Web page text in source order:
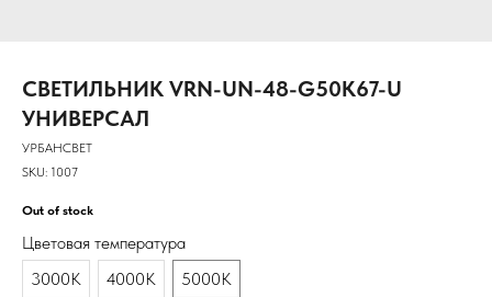
СВЕТИЛЬНИК VRN-UN-48-G50K67-U
УНИВЕРСАЛ
УРБАНСВЕТ
SKU: 1007
Out of stock
Цветовая температура
3000К
4000К 5000К